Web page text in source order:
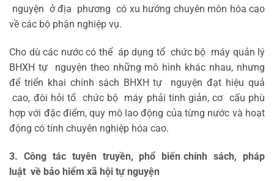
nguyện ở địa phương có xu hướng chuyên môn hóa cao
về các bộ phận nghiệp vụ.
Cho dù các nước có thể áp dụng tổ chức bộ máy quản lý
BHXH tự nguyện theo những mô hình khác nhau, nhưng
để triển khai chính sách BHXH tự nguyện đạt hiệu quả
cao, đòi hỏi tổ chức bộ máy phải tinh giản, cơ cấu phù
hợp với đặc điểm, quy mô lao động của từng nước và hoạt
động có tính chuyên nghiệp hóa cao.
3. Công tác tuyên truyền, phổ biến chính sách, pháp
luật về bảo hiểm xã hội tự nguyện